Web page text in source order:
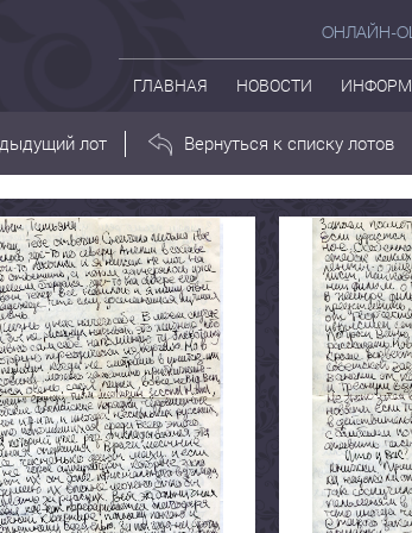
ОНЛАЙН-
ГЛАВНАЯ НОВОСТИ
лот Вернуться к списку лотов